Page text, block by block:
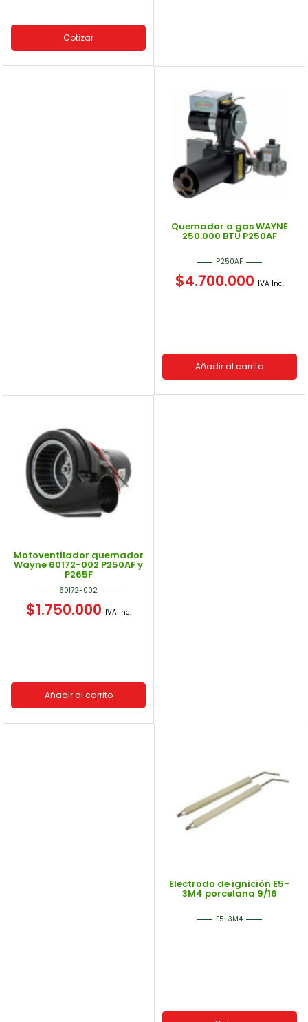
Cotizar
Quemador a gas WAYNE
250.000 BTU P250AF
P250AF
$4.700.000 IVA Inc.
Añadir al carrito
Motoventilador quemador
Wayne 60172-002 P250AF y
P265F
60172-002
$1.750.000 IVA Inc.
Añadir al carrito
Electrodo de ignición E5-
3M4 porcelana 9/16
E5-3M4